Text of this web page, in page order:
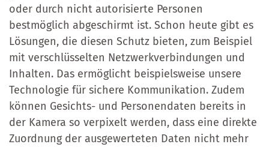
oder durch nicht autorisierte Personen
bestmöglich abgeschirmt ist. Schon heute gibt es
Lösungen, die diesen Schutz bieten, zum Beispiel
mit verschlüsselten Netzwerkverbindungen und
Inhalten. Das ermöglicht beispielsweise unsere
Technologie für sichere Kommunikation. Zudem
können Gesichts- und Personendaten bereits in
der Kamera so verpixelt werden, dass eine direkte
Zuordnung der ausgewerteten Daten nicht mehr